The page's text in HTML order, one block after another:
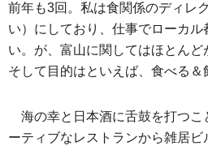
前年も3回。私は食関係のディレ
い）にしており、仕事でローカ
い。が、富山に関してはほとんど
そして目的はといえば、食べる＆
海の幸と日本酒に舌鼓を打つ
ーティブなレストランから雑居